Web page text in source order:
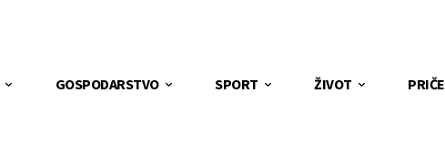
GOSPODARSTVO SPORT ŽIVOT PRIČE